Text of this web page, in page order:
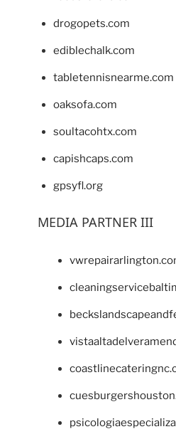
drogopets.com
ediblechalk.com
tabletennisnearme.com
oaksofa.com
soultacohtx.com
capishcaps.com
gpsyfl.org
MEDIA PARTNER III